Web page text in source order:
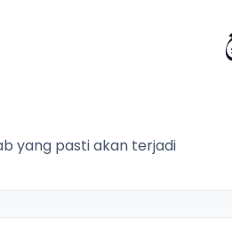
yang pasti akan terjadi